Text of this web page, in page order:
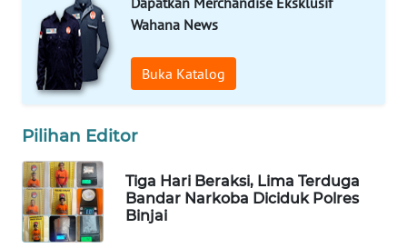
Wahana News
Buka Katalog
Pilihan Editor
Tiga Hari Beraksi, Lima Terduga
Bandar Narkoba Diciduk Polres
Binjai
KONSUMEN
LISTRIK
MASYARAKAT
KELISTRIKAN
WALINKI
ID
MAWAKA
ID